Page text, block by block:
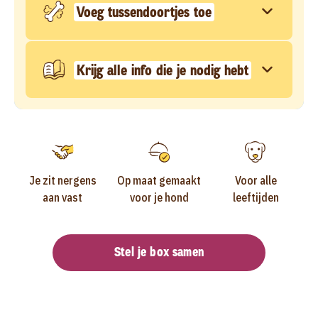
Voeg tussendoortjes toe
Krijg alle info die je nodig hebt
Je zit nergens
aan vast
Op maat gemaakt
voor je hond
Voor alle
leeftijden
Stel je box samen